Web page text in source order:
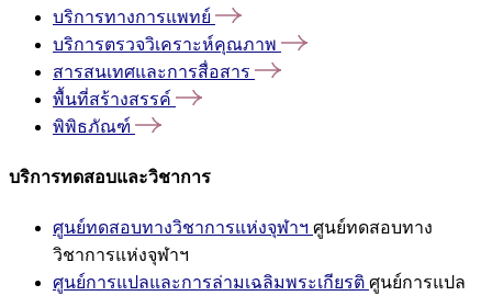
บริการทางการแพทย์
บริการตรวจวิเคราะห์คุณภาพ
สารสนเทศและการสื่อสาร
พื้นที่สร้างสรรค์
พิพิธภัณฑ์
บริการทดสอบและวิชาการ
ศูนย์ทดสอบทางวิชาการแห่งจุฬาฯ ศูนย์ทดสอบทาง
วิชาการแห่งจุฬาฯ
ศูนย์การแปลและการล่ามเฉลิมพระเกียรติ ศูนย์การแปล